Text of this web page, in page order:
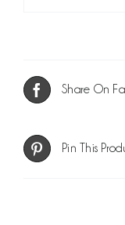
Share On
Pin This